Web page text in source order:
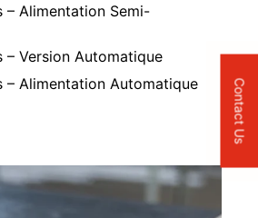
– Alimentation Semi-
– Version Automatique
– Alimentation Automatique
Contact Us